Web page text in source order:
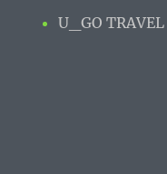
U_GO TRAVEL